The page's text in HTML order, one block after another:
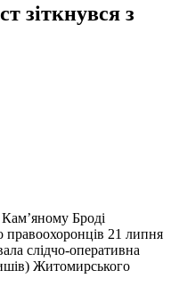
зіткнувся з
Броді
правоохоронців 21 липня
слідчо-оперативна
Житомирського